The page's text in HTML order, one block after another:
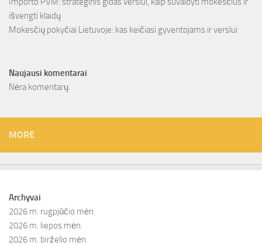
išvengti klaidų
Mokesčių pokyčiai Lietuvoje: kas keičiasi gyventojams ir verslui
Naujausi komentarai
Nėra komentarų.
MORE
Archyvai
2026 m. rugpjūčio mėn.
2026 m. liepos mėn.
2026 m. birželio mėn.